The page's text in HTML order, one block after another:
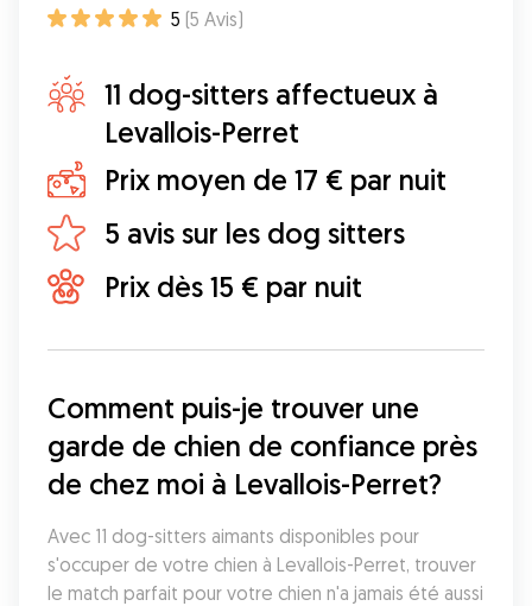
5 (5 Avis)
11 dog-sitters affectueux à
Levallois-Perret
Prix moyen de 17 € par nuit
5 avis sur les dog sitters
Prix dès 15 € par nuit
Comment puis-je trouver une
garde de chien de confiance près
de chez moi à Levallois-Perret?
Avec 11 dog-sitters aimants disponibles pour
s'occuper de votre chien à Levallois-Perret, trouver
le match parfait pour votre chien n'a jamais été aussi